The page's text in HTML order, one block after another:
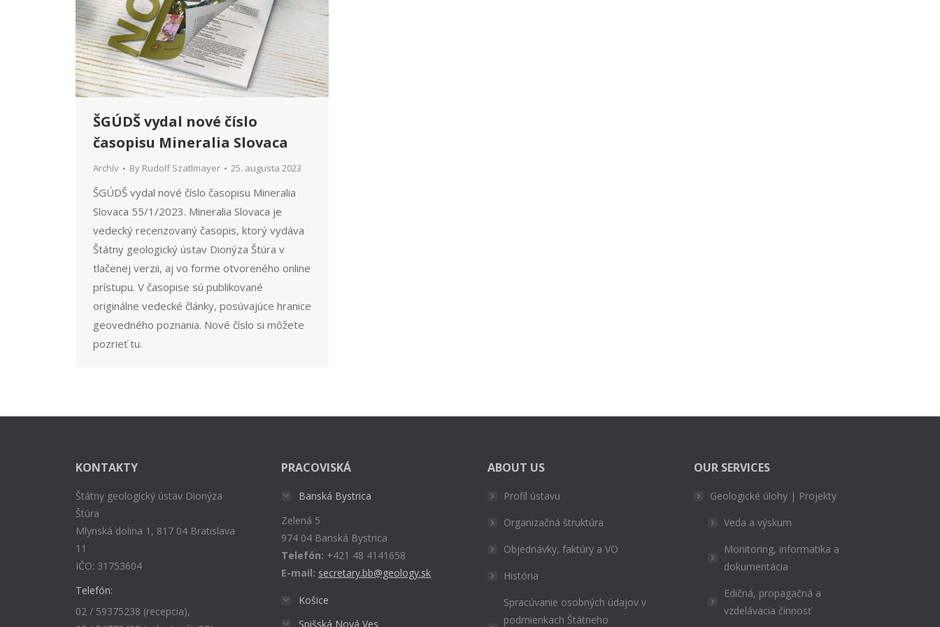
ŠGÚDŠ vydal nové číslo
časopisu Mineralia Slovaca
Archív By Rudolf Szatlmayer 25. augusta 2023
ŠGÚDŠ vydal nové číslo časopisu Mineralia
Slovaca 55/1/2023. Mineralia Slovaca je
vedecký recenzovaný časopis, ktorý vydáva
Štátny geologický ústav Dionýza Štúra v
tlačenej verzii, aj vo forme otvoreného online
prístupu. V časopise sú publikované
originálne vedecké články, posúvajúce hranice
geovedného poznania. Nové číslo si môžete
pozrieť tu.
KONTAKTY
Štátny geologický ústav Dionýza
Štúra
Mlynská dolina 1, 817 04 Bratislava
11
IČO: 31753604
Telefón:
02 / 59375238 (recepcia),
PRACOVISKÁ
Banská Bystrica
Zelená 5
974 04 Banská Bystrica
Telefón: +421 48 4141658
E-mail: secretary.bb@geology.sk
Košice
Spišská Nová Ves
ABOUT US
Profil ústavu
Organizačná štruktúra
Objednávky, faktúry a VO
História
Spracúvanie osobných údajov v
podmienkach Štátneho
OUR SERVICES
Geologické úlohy | Projekty
Veda a výskum
Monitoring, informatika a
dokumentácia
Edičná, propagačná a
vzdelávacia činnosť